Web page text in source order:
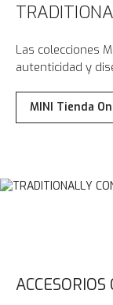
Las colecciones
autenticidad y
MINI Tienda